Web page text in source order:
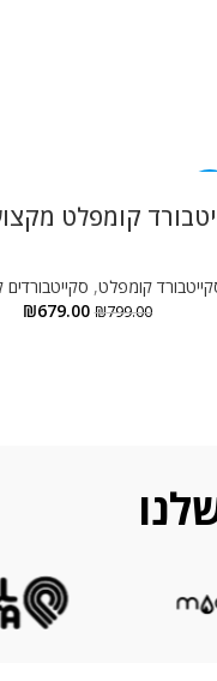
קומפלט מקצועי
קומפלט,
₪799.00
₪679.00